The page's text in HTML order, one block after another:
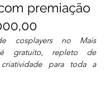
premiação
cosplayers no Mais
gratuito, repleto de
para toda a